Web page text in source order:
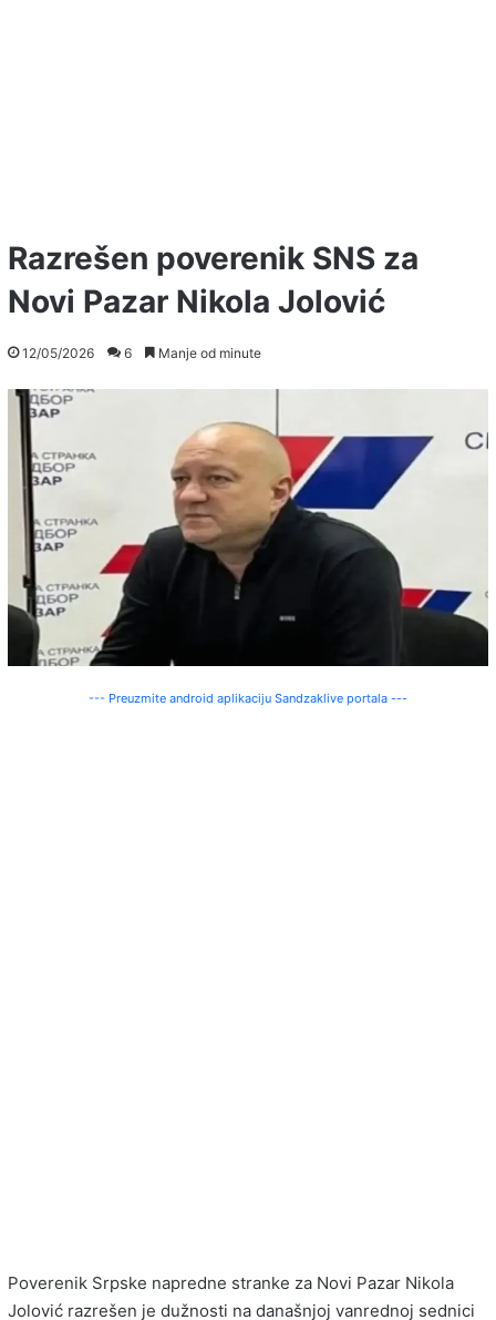
Razrešen poverenik SNS za
Novi Pazar Nikola Jolović
12/05/2026 6 Manje od minute
--- Preuzmite android aplikaciju Sandzaklive portala ---
Poverenik Srpske napredne stranke za Novi Pazar Nikola
Jolović razrešen je dužnosti na današnjoj vanrednoj sednici